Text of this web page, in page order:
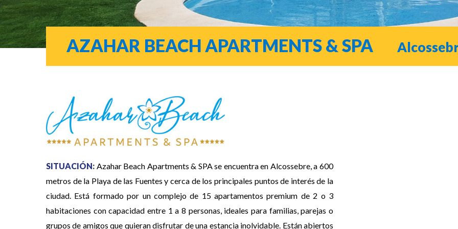
AZAHAR BEACH APARTMENTS & SPA
SITUACIÓN: Azahar Beach Apartments & SPA se encuentra en Alcossebre, a 600
metros de la Playa de las Fuentes y cerca de los principales puntos de interés de la
ciudad. Está formado por un complejo de 15 apartamentos premium de 2 o 3
habitaciones con capacidad entre 1 a 8 personas, ideales para familias, parejas o
grupos de amigos que quieran disfrutar de una estancia inolvidable. Están abiertos